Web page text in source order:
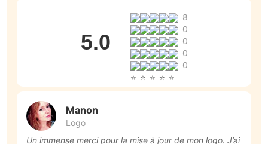
5.0
8
0
0
0
0
Manon
Logo
Un immense merci pour la mise à jour de mon logo. J’ai